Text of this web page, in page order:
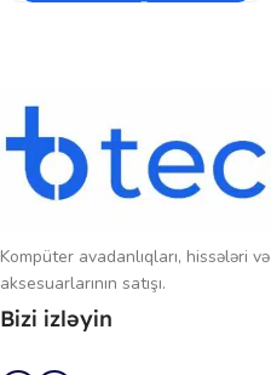
Kompüter avadanlıqları, hissələri və
aksesuarlarının satışı.
Bizi izləyin